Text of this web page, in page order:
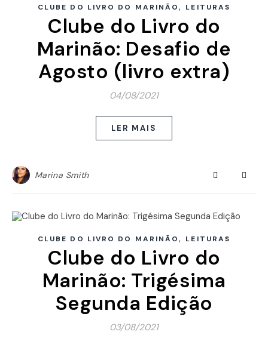
CLUBE DO LIVRO DO MARINÃO, LEITURAS
Clube do Livro do
Marinão: Desafio de
Agosto (livro extra)
04/08/2021
LER MAIS
Marina Smith
CLUBE DO LIVRO DO MARINÃO, LEITURAS
Clube do Livro do
Marinão: Trigésima
Segunda Edição
03/08/2021